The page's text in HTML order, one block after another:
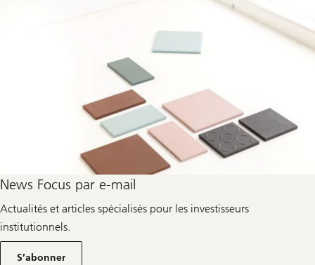
News Focus par e-mail
Actualités et articles spécialisés pour les investisseurs
institutionnels.
S’abonner
Environ
Newsletter